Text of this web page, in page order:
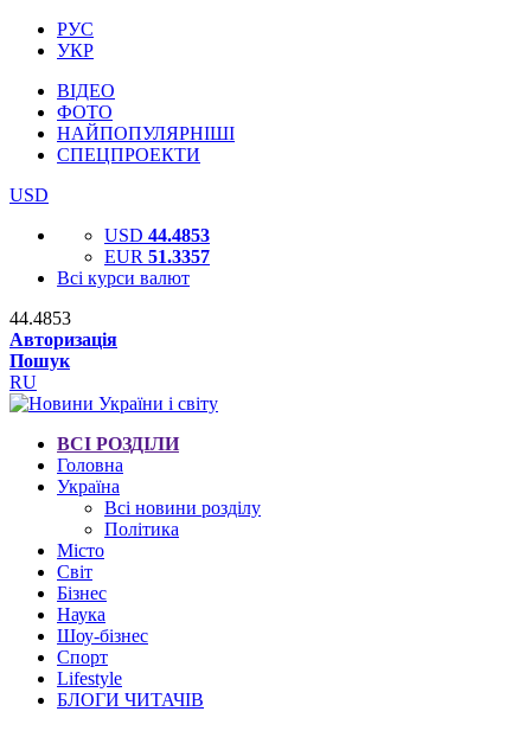
РУС
УКР
ВІДЕО
ФОТО
НАЙПОПУЛЯРНІШІ
СПЕЦПРОЕКТИ
USD
USD 44.4853
EUR 51.3357
Всі курси валют
44.4853
Авторизація
Пошук
RU
ВСІ РОЗДІЛИ
Головна
Україна
Всі новини розділу
Політика
Місто
Світ
Бізнес
Наука
Шоу-бізнес
Спорт
Lifestyle
БЛОГИ ЧИТАЧІВ